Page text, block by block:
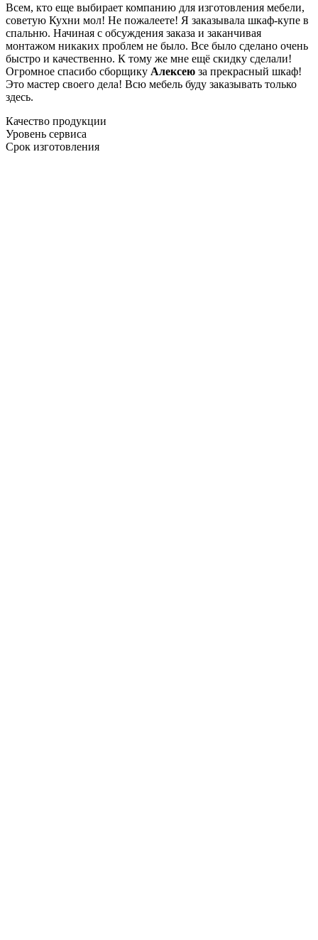
Всем, кто еще выбирает компанию для изготовления мебели,
советую Кухни мол! Не пожалеете! Я заказывала шкаф-купе в
спальню. Начиная с обсуждения заказа и заканчивая
монтажом никаких проблем не было. Все было сделано очень
быстро и качественно. К тому же мне ещё скидку сделали!
Огромное спасибо сборщику Алексею за прекрасный шкаф!
Это мастер своего дела! Всю мебель буду заказывать только
здесь.
Качество продукции
Уровень сервиса
Срок изготовления